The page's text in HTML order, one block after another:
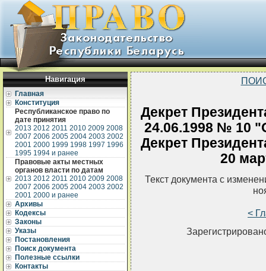
Навигация
Главная
Конституция
Республиканское право по
дате принятия
2013 2012 2011 2010 2009 2008
2007 2006 2005 2004 2003 2002
2001 2000 1999 1998 1997 1996
1995 1994 и ранее
Правовые акты местных
органов власти по датам
2013 2012 2011 2010 2009 2008
2007 2006 2005 2004 2003 2002
2001 2000 и ранее
Архивы
Кодексы
Законы
Указы
Постановления
Поиск документа
Полезные ссылки
Контакты
Декрет
24.06.1998 № 10
Декрет
20
Текст документа с
<